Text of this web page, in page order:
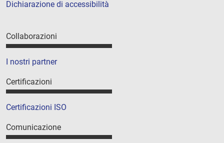
Dichiarazione di accessibilità
Collaborazioni
I nostri partner
Certificazioni
Certificazioni ISO
Comunicazione